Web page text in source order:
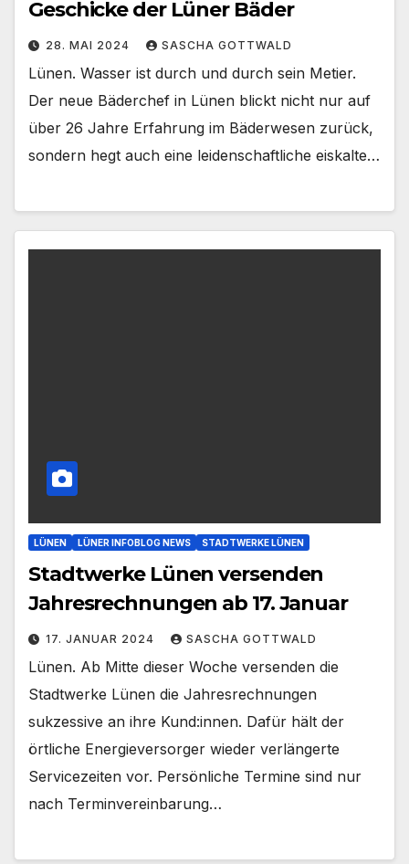
Geschicke der Lüner Bäder
28. MAI 2024 SASCHA GOTTWALD
Lünen. Wasser ist durch und durch sein Metier.
Der neue Bäderchef in Lünen blickt nicht nur auf
über 26 Jahre Erfahrung im Bäderwesen zurück,
sondern hegt auch eine leidenschaftliche eiskalte…
LÜNEN LÜNER INFOBLOG NEWS STADTWERKE LÜNEN
Stadtwerke Lünen versenden
Jahresrechnungen ab 17. Januar
17. JANUAR 2024 SASCHA GOTTWALD
Lünen. Ab Mitte dieser Woche versenden die
Stadtwerke Lünen die Jahresrechnungen
sukzessive an ihre Kund:innen. Dafür hält der
örtliche Energieversorger wieder verlängerte
Servicezeiten vor. Persönliche Termine sind nur
nach Terminvereinbarung…